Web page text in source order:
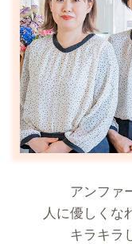
アンファ
人に優しくな
キラキラ